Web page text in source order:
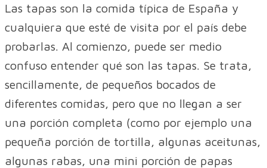
Las tapas son la comida típica de España y
cualquiera que esté de visita por el país debe
probarlas. Al comienzo, puede ser medio
confuso entender qué son las tapas. Se trata,
sencillamente, de pequeños bocados de
diferentes comidas, pero que no llegan a ser
una porción completa (como por ejemplo una
pequeña porción de tortilla, algunas aceitunas,
algunas rabas, una mini porción de papas